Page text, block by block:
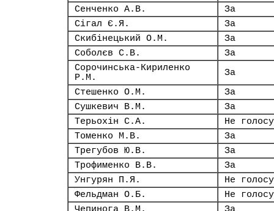
Сенченко А.В.
За
Сігал Є.Я.
За
Скибінецький О.М.
За
Соболєв С.В.
За
Сорочинська-Кириленко
Р.М.
За
Стешенко О.М.
За
Сушкевич В.М.
За
Терьохін С.А.
Не
Томенко М.В.
За
Трегубов Ю.В.
За
Трофименко В.В.
За
Унгурян П.Я.
Не
Фельдман О.Б.
Не